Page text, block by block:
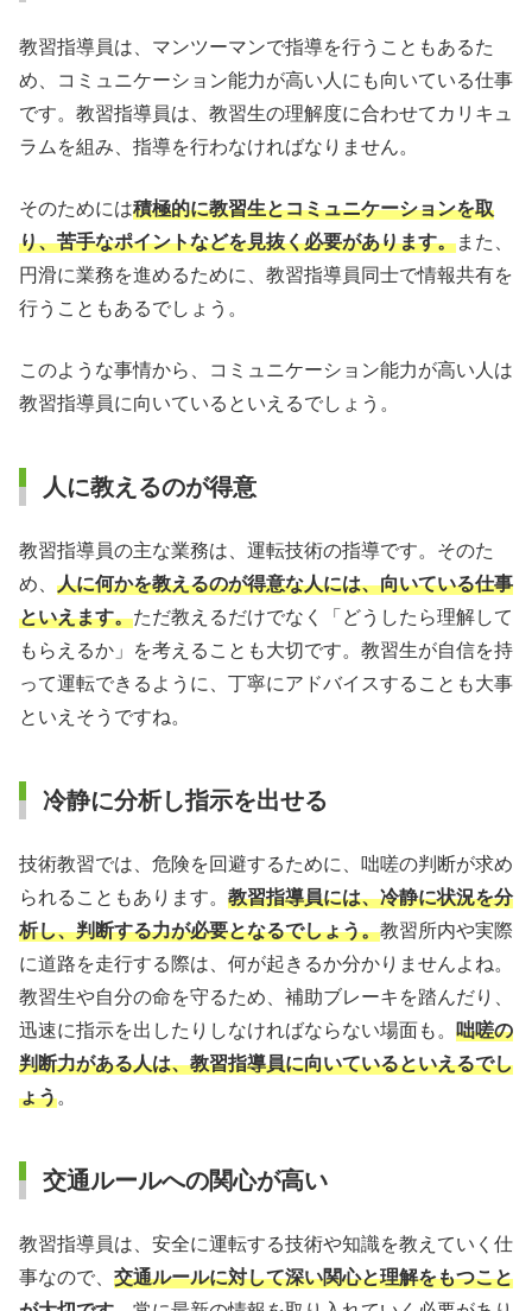
教習指導員は、マンツーマンで指導を行うこともあるた
め、コミュニケーション能力が高い人にも向いている仕事
です。教習指導員は、教習生の理解度に合わせてカリキュ
ラムを組み、指導を行わなければなりません。
そのためには積極的に教習生とコミュニケーションを取
り、苦手なポイントなどを見抜く必要があります。また、
円滑に業務を進めるために、教習指導員同士で情報共有を
行うこともあるでしょう。
このような事情から、コミュニケーション能力が高い人は
教習指導員に向いているといえるでしょう。
人に教えるのが得意
教習指導員の主な業務は、運転技術の指導です。そのた
め、 人に何かを教えるのが得意な人には、向いている仕事
といえます。ただ教えるだけでなく「どうしたら理解して
もらえるか」を考えることも大切です。教習生が自信を持
って運転できるように、丁寧にアドバイスすることも大事
といえそうですね。
冷静に分析し指示を出せる
技術教習では、危険を回避するために、咄嗟の判断が求め
られることもあります。 教習指導員には、冷静に状況を分
析し、判断する力が必要となるでしょう。教習所内や実際
に道路を走行する際は、何が起きるか分かりませんよね。
教習生や自分の命を守るため、補助ブレーキを踏んだり、
迅速に指示を出したりしなければならない場面も。 咄嗟の
判断力がある人は、教習指導員に向いているといえるでし
ょう。
交通ルールへの関心が高い
教習指導員は、安全に運転する技術や知識を教えていく仕
事なので、 交通ルールに対して深い関心と理解をもつこと